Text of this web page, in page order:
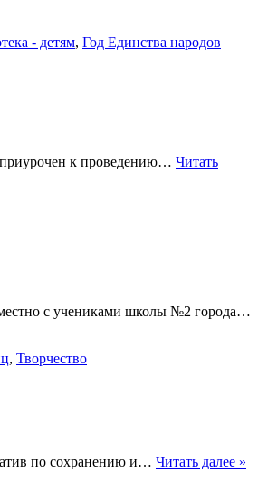
- детям, Год Единства народов
приурочен к проведению… Читать
с учениками школы №2 города…
, Творчество
по сохранению и… Читать далее »